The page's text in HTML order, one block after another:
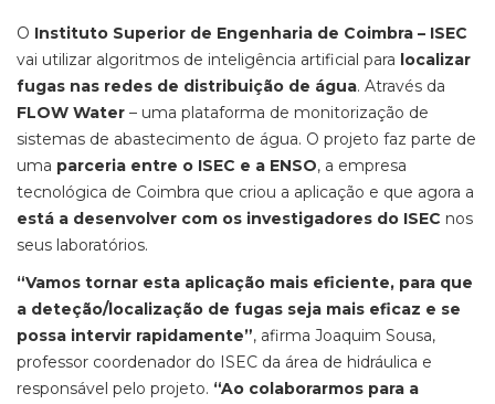
O Instituto Superior de Engenharia de Coimbra – ISEC
vai utilizar algoritmos de inteligência artificial para localizar
fugas nas redes de distribuição de água. Através da
FLOW Water – uma plataforma de monitorização de
sistemas de abastecimento de água. O projeto faz parte de
uma parceria entre o ISEC e a ENSO, a empresa
tecnológica de Coimbra que criou a aplicação e que agora a
está a desenvolver com os investigadores do ISEC nos
seus laboratórios.
“Vamos tornar esta aplicação mais eficiente, para que
a deteção/localização de fugas seja mais eficaz e se
possa intervir rapidamente”, afirma Joaquim Sousa,
professor coordenador do ISEC da área de hidráulica e
responsável pelo projeto. “Ao colaborarmos para a